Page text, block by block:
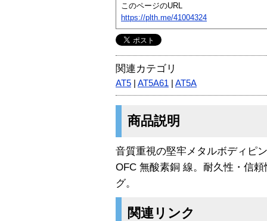
このページのURL
https://plth.me/41004324
関連カテゴリ
AT5 AT5A61 AT5A
商品説明
音質重視の堅牢メタルボディピ
OFC 無酸素銅 線。耐久性・信
グ。
関連リンク